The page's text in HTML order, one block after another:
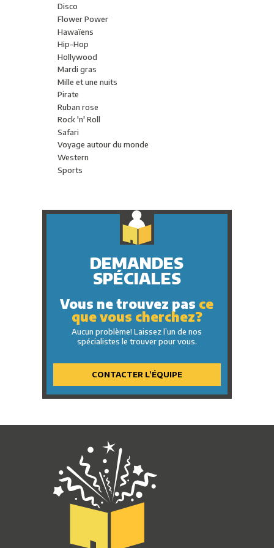
Chandelles
Lampes
Lampes de poche DEL
Lumières FloraLyte™
Piles
Jeux
Les adorables peluches
Lunettes
Magic Poppers
Masques
Peluches
Petits jouets
Plage
Porte-clés
Produits assortis
Produits électriques
Tatouages
Pâques
St-Patrick
Saint-Valentin
Serpentins Kabuki
Disco
Flower Power
Hawaïens
Hip-Hop
Hollywood
Mardi gras
Mille et une nuits
Pirate
Ruban rose
Rock 'n' Roll
Safari
Voyage autour du monde
Western
Sports
DEMANDES
SPÉCIALES
Vous ne trouvez pas ce
que vous cherchez?
Aucun problème! Laissez l’un de nos
spécialistes le trouver pour vous.
CONTACTER L’ÉQUIPE